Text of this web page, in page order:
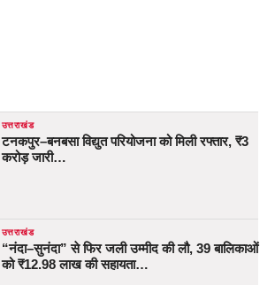
उत्तराखंड
टनकपुर–बनबसा विद्युत परियोजना को मिली रफ्तार, ₹3
करोड़ जारी…
उत्तराखंड
“नंदा–सुनंदा” से फिर जली उम्मीद की लौ, 39 बालिकाओं
को ₹12.98 लाख की सहायता…